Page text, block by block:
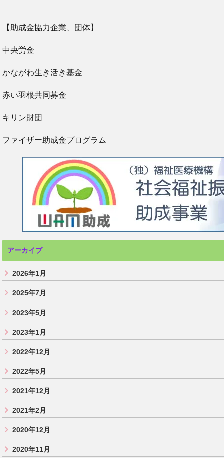
【助成金協力企業、団体】
中央労金
かながわ生き活き基金
赤い羽根共同募金
キリン財団
ファイザー助成金プログラム
アーカイブ
2026年1月
2025年7月
2023年5月
2023年1月
2022年12月
2022年5月
2021年12月
2021年2月
2020年12月
2020年11月